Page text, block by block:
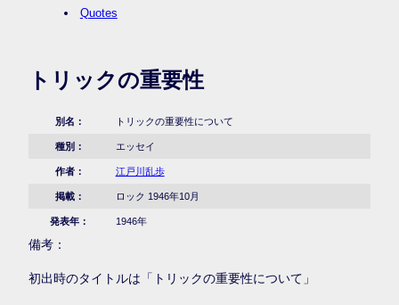
Quotes
トリックの重要性
別名： トリックの重要性について
種別： エッセイ
作者： 江戸川乱歩
掲載： ロック 1946年10月
発表年： 1946年
備考：
初出時のタイトルは「トリックの重要性について」